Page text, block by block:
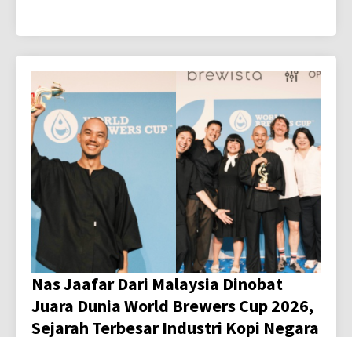
Nas Jaafar Dari Malaysia Dinobat
Juara Dunia World Brewers Cup 2026,
Sejarah Terbesar Industri Kopi Negara